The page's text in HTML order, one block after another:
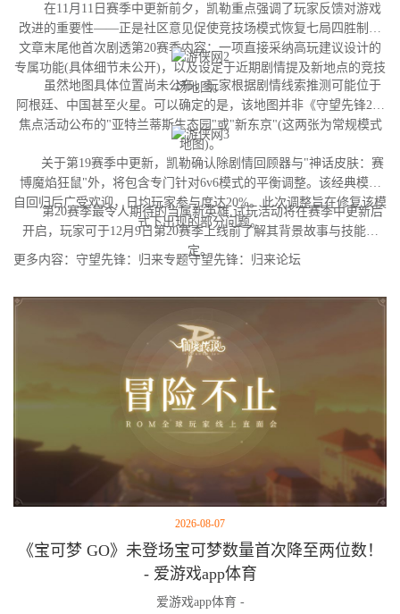
在11月11日赛季中更新前夕，凯勒重点强调了玩家反馈对游戏
改进的重要性——正是社区意见促使竞技场模式恢复七局四胜制。
文章末尾他首次剧透第20赛季内容：一项直接采纳高玩建议设计的
专属功能(具体细节未公开)，以及设定于近期剧情提及新地点的竞技
场地图。
虽然地图具体位置尚未公布，玩家根据剧情线索推测可能位于
阿根廷、中国甚至火星。可以确定的是，该地图并非《守望先锋2》
焦点活动公布的"亚特兰蒂斯生态园"或"新东京"(这两张为常规模式
地图)。
关于第19赛季中更新，凯勒确认除剧情回顾器与"神话皮肤：赛
博魔焰狂鼠"外，将包含专门针对6v6模式的平衡调整。该经典模式
自回归后广受欢迎，日均玩家参与度达20%。此次调整旨在修复该模
式下出现的部分问题。
第20赛季最令人期待的当属新英雄,试玩活动将在赛季中更新后
开启，玩家可于12月9日第20赛季上线前了解其背景故事与技能设
定。
更多内容：守望先锋：归来专题守望先锋：归来论坛
2026-08-07
《宝可梦 GO》未登场宝可梦数量首次降至两位数！
- 爱游戏app体育
爱游戏app体育 -